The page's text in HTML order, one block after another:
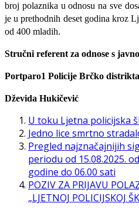
broj polaznika u odnosu na sve
je u prethodnih deset godina kroz
od 400 mladih.
Stručni referent za odnose s
Portparo1 Policije Brčko
Dževida Hukičević
U toku Ljetna policijska
Jedno lice smrtno
Pregled najznačajnijih
periodu od 15.08.2025.
godine do 06.00 sati
POZIV ZA PRIJAVU
„LJETNOJ POLICIJSKOJ